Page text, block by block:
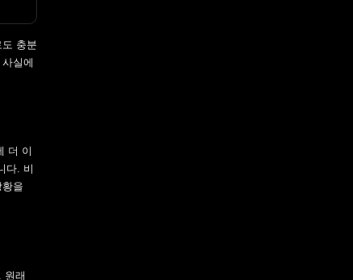
충분
실에
더 이
다. 비
을
원래